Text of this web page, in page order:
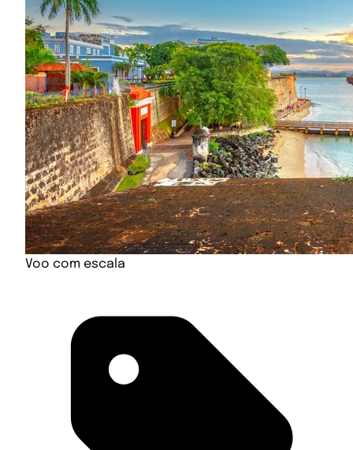
Voo com escala